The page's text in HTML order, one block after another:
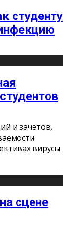
студенту
и зачетов,
вирусы
сцене